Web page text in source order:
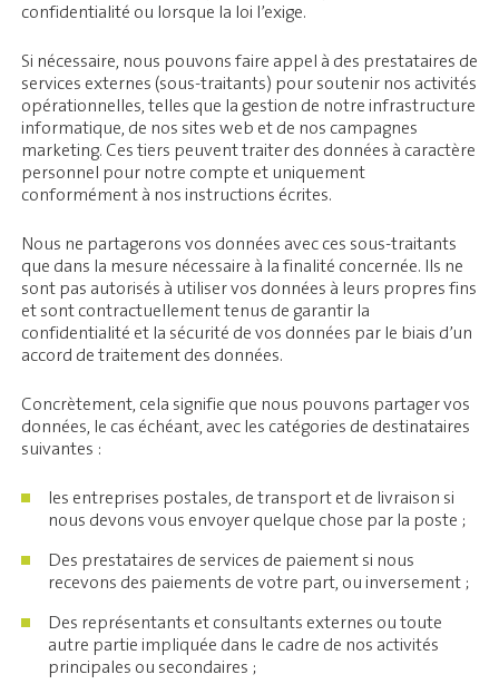
confidentialité ou lorsque la loi l’exige.
Si nécessaire, nous pouvons faire appel à des prestataires de
services externes (sous-traitants) pour soutenir nos activités
opérationnelles, telles que la gestion de notre infrastructure
informatique, de nos sites web et de nos campagnes
marketing. Ces tiers peuvent traiter des données à caractère
personnel pour notre compte et uniquement
conformément à nos instructions écrites.
Nous ne partagerons vos données avec ces sous-traitants
que dans la mesure nécessaire à la finalité concernée. Ils ne
sont pas autorisés à utiliser vos données à leurs propres fins
et sont contractuellement tenus de garantir la
confidentialité et la sécurité de vos données par le biais d’un
accord de traitement des données.
Concrètement, cela signifie que nous pouvons partager vos
données, le cas échéant, avec les catégories de destinataires
suivantes :
les entreprises postales, de transport et de livraison si
nous devons vous envoyer quelque chose par la poste ;
Des prestataires de services de paiement si nous
recevons des paiements de votre part, ou inversement ;
Des représentants et consultants externes ou toute
autre partie impliquée dans le cadre de nos activités
principales ou secondaires ;